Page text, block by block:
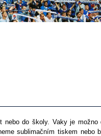
nebo do školy. Vaky je možno
sublimačním tiskem nebo